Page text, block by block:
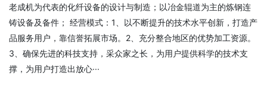
老成机为代表的化纤设备的设计与制造；以冶金辊道为主的炼钢连
铸设备及备件； 经营模式：1、以不断提升的技术水平创新，打造产
品服务用户，靠信誉拓展市场。2、充分整合地区的优势加工资源。
3、确保先进的科技支持，采众家之长，为用户提供科学的技术支
撑，为用户打造出放心···